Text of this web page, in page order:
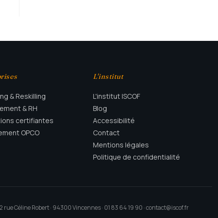
& Reskilling
& RH
certifiantes
OPCO
L'institut
L'institut ISCOF
Blog
Accessibilité
Contact
Mentions légales
Politique de confidentialité
rue Céline Robert · 94300 Vincennes · 01 83 64 19 90 · contact@iscof.fr